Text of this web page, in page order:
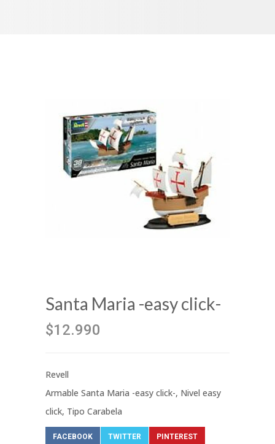
Santa Maria -easy click-
$12.990
Revell
Armable Santa Maria -easy click-, Nivel easy
click, Tipo Carabela
FACEBOOK TWITTER PINTEREST